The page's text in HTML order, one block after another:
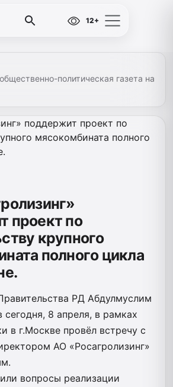
12+
политическая газета на
проект по
крупного
полного цикла
РД Абдулмуслим
8 апреля, в рамках
в г.Москве провёл встречу с
АО «Росагролизинг»
вопросы реализации